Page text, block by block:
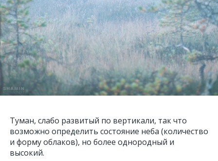
Туман, слабо развитый по вертикали, так что
возможно определить состояние неба (количество
и форму облаков), но более однородный и
высокий.